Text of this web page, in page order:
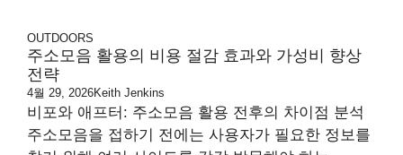
OUTDOORS
주소모음 활용의 비용 절감 효과와 가성비 향상
전략
4월 29, 2026Keith Jenkins
비포와 애프터: 주소모음 활용 전후의 차이점 분석
주소모음을 접하기 전에는 사용자가 필요한 정보를